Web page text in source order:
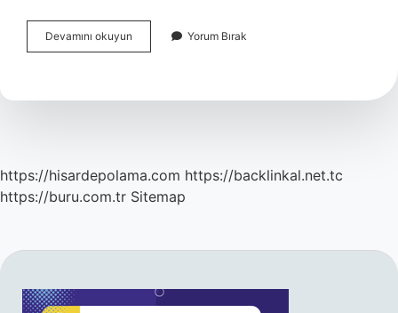
Devamını okuyun
Ettikleri
Tdk
Yorum Bırak
https://hisardepolama.com https://backlinkal.net.tc
https://buru.com.tr Sitemap
SIDEBAR